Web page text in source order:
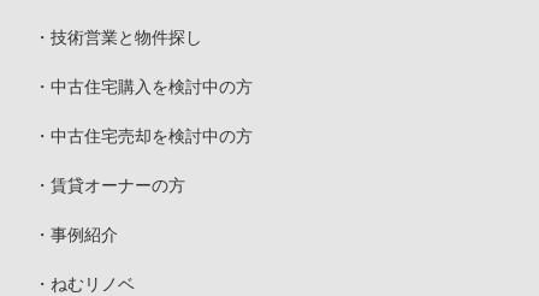
技術営業と物件探し
中古住宅購入を検討中の方
中古住宅売却を検討中の方
賃貸オーナーの方
事例紹介
ねむリノベ